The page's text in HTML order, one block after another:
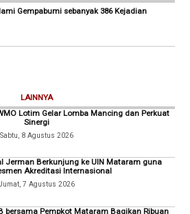
Gempabumi sebanyak 386 Kejadian
LAINNYA
Lotim Gelar Lomba Mancing dan Perkuat
Sinergi
Sabtu, 8 Agustus 2026
Jerman Berkunjung ke UIN Mataram guna
Akreditasi Internasional
7 Agustus 2026
bersama Pempkot Mataram Bagikan Ribuan